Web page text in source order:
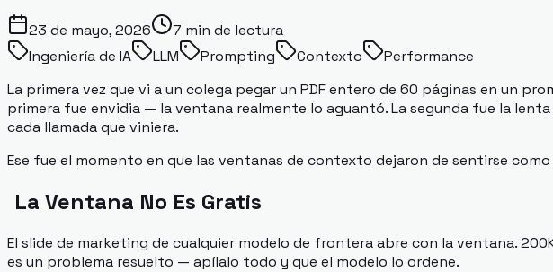
23 de mayo, 2026 7 min de lectura
Ingeniería de IA
LLM Prompting Contexto
Performance
La primera vez que vi a un colega pegar un PDF entero de 60 páginas en un
primera fue envidia — la ventana realmente lo aguantó. La segunda fue la
cada llamada que viniera.
Ese fue el momento en que las ventanas de contexto dejaron de sentirse
La Ventana No Es Gratis
El slide de marketing de cualquier modelo de frontera abre con la ventana.
es un problema resuelto — apílalo todo y que el modelo lo ordene.